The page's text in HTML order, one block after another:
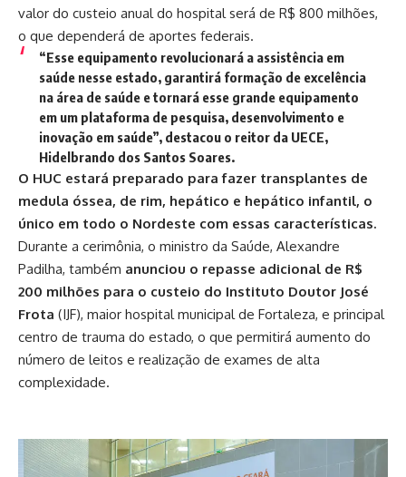
valor do custeio anual do hospital será de R$ 800 milhões,
o que dependerá de aportes federais.
“Esse equipamento revolucionará a assistência em
saúde nesse estado, garantirá formação de excelência
na área de saúde e tornará esse grande equipamento
em um plataforma de pesquisa, desenvolvimento e
inovação em saúde”, destacou o reitor da UECE,
Hidelbrando dos Santos Soares.
O HUC estará preparado para fazer transplantes de
medula óssea, de rim, hepático e hepático infantil, o
único em todo o Nordeste com essas características.
Durante a cerimônia, o ministro da Saúde, Alexandre
Padilha, também anunciou o repasse adicional de R$
200 milhões para o custeio do Instituto Doutor José
Frota (IJF), maior hospital municipal de Fortaleza, e principal
centro de trauma do estado, o que permitirá aumento do
número de leitos e realização de exames de alta
complexidade.